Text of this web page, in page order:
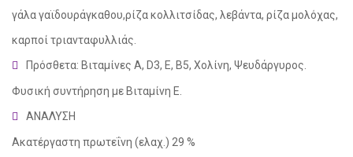
γάλα γαϊδουράγκαθου,ρίζα κολλιτσίδας, λεβάντα, ρίζα μολόχας,
καρποί τριανταφυλλιάς.
Πρόσθετα: Βιταμίνες A, D3, E, B5, Χολίνη, Ψευδάργυρος.
Φυσική συντήρηση με Βιταμίνη E.
ΑΝΑΛΥΣΗ
Ακατέργαστη πρωτεΐνη (ελαχ.) 29 %